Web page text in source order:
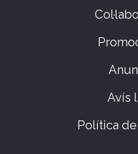
Avís
Política